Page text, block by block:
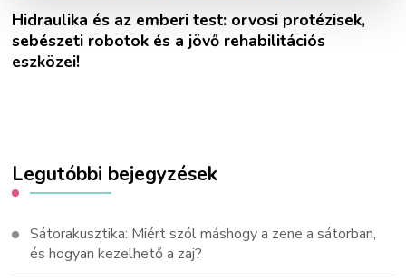
Hidraulika és az emberi test: orvosi protézisek,
sebészeti robotok és a jövő rehabilitációs
eszközei!
Legutóbbi bejegyzések
Sátorakusztika: Miért szól máshogy a zene a sátorban,
és hogyan kezelhető a zaj?